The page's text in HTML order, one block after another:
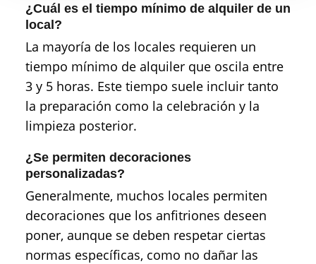
¿Cuál es el tiempo mínimo de alquiler de un
local?
La mayoría de los locales requieren un
tiempo mínimo de alquiler que oscila entre
3 y 5 horas. Este tiempo suele incluir tanto
la preparación como la celebración y la
limpieza posterior.
¿Se permiten decoraciones
personalizadas?
Generalmente, muchos locales permiten
decoraciones que los anfitriones deseen
poner, aunque se deben respetar ciertas
normas específicas, como no dañar las